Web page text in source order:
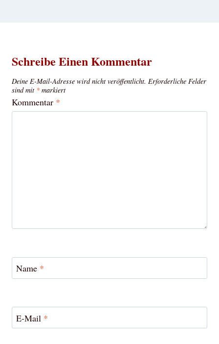
Schreibe Einen Kommentar
Deine E-Mail-Adresse wird nicht veröffentlicht. Erforderliche Felder
sind mit * markiert
Kommentar *
Name *
E-Mail *